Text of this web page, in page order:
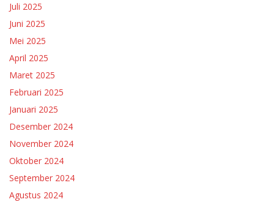
Juli 2025
Juni 2025
Mei 2025
April 2025
Maret 2025
Februari 2025
Januari 2025
Desember 2024
November 2024
Oktober 2024
September 2024
Agustus 2024